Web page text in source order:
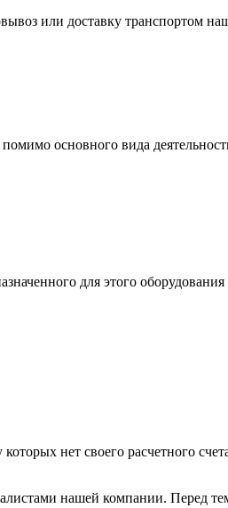
или доставку транспортом
основного вида
для этого
нет своего расчетного
нашей компании. Перед